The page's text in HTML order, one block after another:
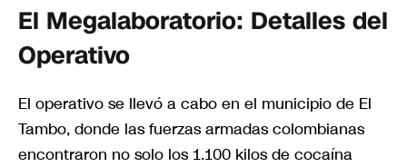
El Megalaboratorio: Detalles del
Operativo
El operativo se llevó a cabo en el municipio de El
Tambo, donde las fuerzas armadas colombianas
encontraron no solo los 1.100 kilos de cocaína